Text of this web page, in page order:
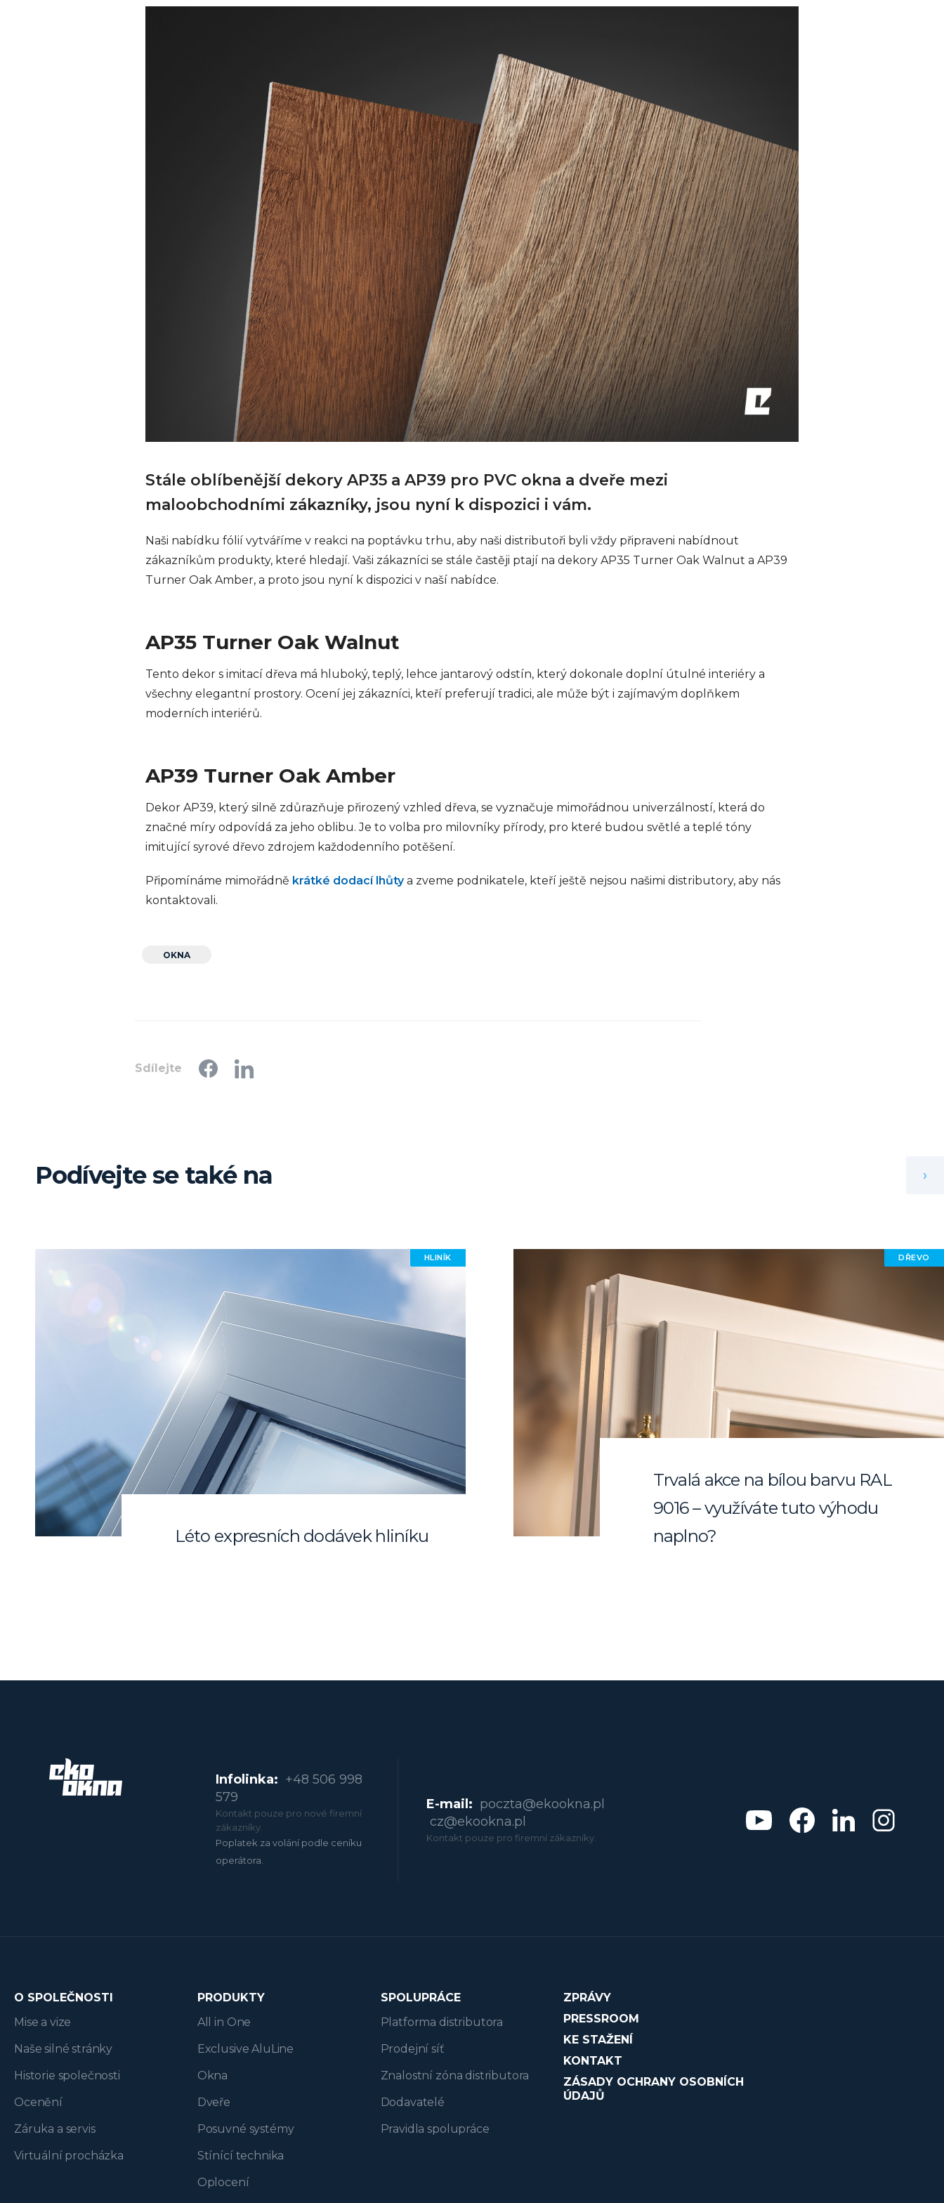
Stále oblíbenější dekory AP35 a AP39 pro PVC okna a dveře mezi
maloobchodními zákazníky, jsou nyní k dispozici i vám.
Naši nabídku fólií vytváříme v reakci na poptávku trhu, aby naši distributoři byli vždy připraveni nabídnout
zákazníkům produkty, které hledají. Vaši zákazníci se stále častěji ptají na dekory AP35 Turner Oak Walnut a AP39
Turner Oak Amber, a proto jsou nyní k dispozici v naší nabídce.
AP35 Turner Oak Walnut
Tento dekor s imitací dřeva má hluboký, teplý, lehce jantarový odstín, který dokonale doplní útulné interiéry a
všechny elegantní prostory. Ocení jej zákazníci, kteří preferují tradici, ale může být i zajímavým doplňkem
moderních interiérů.
AP39 Turner Oak Amber
Dekor AP39, který silně zdůrazňuje přirozený vzhled dřeva, se vyznačuje mimořádnou univerzálností, která do
značné míry odpovídá za jeho oblibu. Je to volba pro milovníky přírody, pro které budou světlé a teplé tóny
imitující syrové dřevo zdrojem každodenního potěšení.
Připomínáme mimořádně krátké dodací lhůtya zveme podnikatele, kteří ještě nejsou našimi distributory, aby nás
kontaktovali.
OKNA
Sdílejte
Podívejte se také na
Léto expresních dodávek hliníku
HLINÍK
Trvalá akce na bílou barvu RAL
9016 – využíváte tuto výhodu
naplno?
DŘEVO
›
Infolinka: +48 506 998
579
Kontakt pouze pro nové firemní
zákazníky.
Poplatek za volání podle ceníku
operátora.
E-mail: poczta@ekookna.pl
cz@ekookna.pl
Kontakt pouze pro firemní zákazníky.
O SPOLEČNOSTI
Mise a vize
Naše silné stránky
Historie společnosti
Ocenění
Záruka a servis
Virtuální procházka
PRODUKTY
All in One
Exclusive AluLine
Okna
Dveře
Posuvné systémy
Stínící technika
Oplocení
SPOLUPRÁCE
Platforma distributora
Prodejní síť
Znalostní zóna distributora
Dodavatelé
Pravidla spolupráce
ZPRÁVY
PRESSROOM
KE STAŽENÍ
KONTAKT
ZÁSADY OCHRANY OSOBNÍCH
ÚDAJŮ